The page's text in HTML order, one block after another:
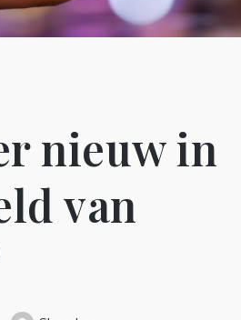
nieuw in
van